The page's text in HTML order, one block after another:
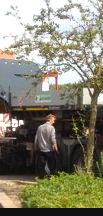
& Openingstijden